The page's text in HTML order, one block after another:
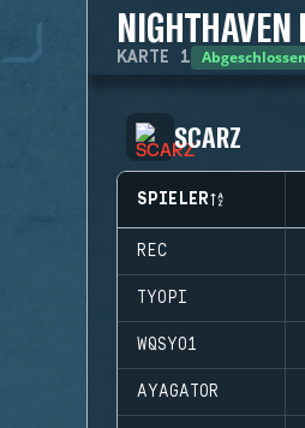
NIGHTHAVEN
KARTE 1 Abgeschlossen
SCARZ
SPIELER
REC
TYOPI
WQSYO1
AYAGATOR